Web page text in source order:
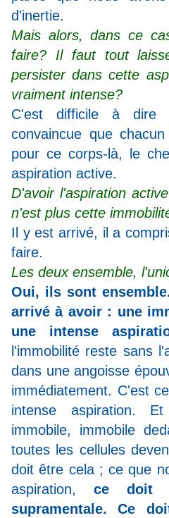
d'inertie.
Mais alors, dans ce
faire? Il faut tout
persister dans cette
vraiment intense?
C'est difficile à dire
convaincue que
pour ce corps-là, le
aspiration active.
D'avoir l'aspiration
n'est plus cette
Il y est arrivé, il a
faire.
Les deux ensemble,
Oui, ils sont
arrivé à avoir : une
une intense
l'immobilité reste sans
dans une angoisse
immédiatement. C'est
intense aspiration.
immobile, immobile
toutes les cellules
doit être cela ; ce que
aspiration,ce doit
supramentale. Ce